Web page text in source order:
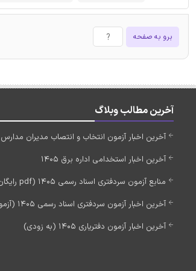
برو به صفحه
آخرین مطالب وبلاگ
آخرین اخبار آزمون انتخاب و انتصاب مدیران مدارس 1405 (کارت آزمون)
آخرین اخبار استخدامی اداره برق 1405
منابع آزمون سردفتری اسناد رسمی 1405 (pdf رایگان)
آخرین اخبار آزمون سردفتری اسناد رسمی 1405 (آزمون جدید)
آخرین اخبار آزمون دفتریاری 1405 (به زودی)